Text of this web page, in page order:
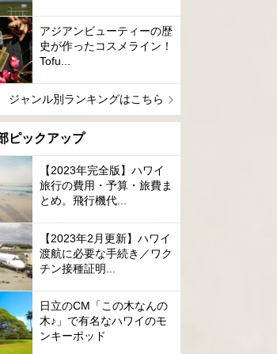
アジアンビューティーの歴
史が作ったコスメライン！
Tofu...
ジャンル別ランキングはこちら
ピックアップ
【2023年完全版】ハワイ
旅行の費用・予算・旅費ま
とめ。飛行機代...
【2023年2月更新】ハワイ
渡航に必要な手続き／ワク
チン接種証明...
日立のCM「この木なんの
木♪」で有名なハワイのモ
ンキーポッド